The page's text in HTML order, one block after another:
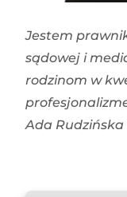
Jestem
sądowej i
rodzinom w
Ada Rudzińska